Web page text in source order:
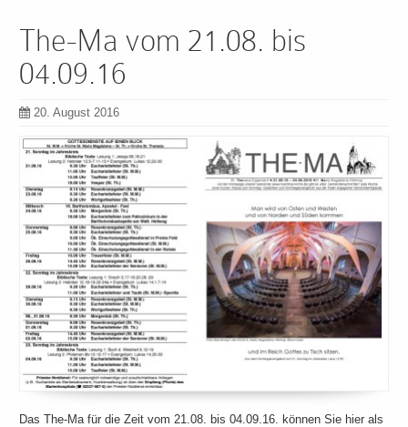
The-Ma vom 21.08. bis
04.09.16
20. August 2016
Das The-Ma für die Zeit vom 21.08. bis 04.09.16. können Sie hier als